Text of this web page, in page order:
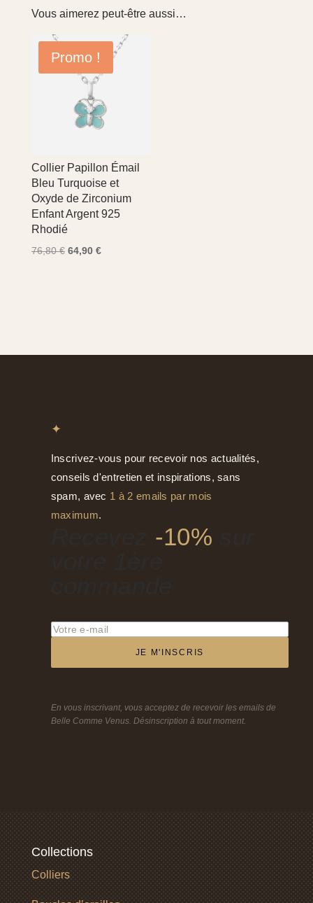
Vous aimerez peut-être aussi…
Promo !
Collier Papillon Émail
Bleu Turquoise et
Oxyde de Zirconium
Enfant Argent 925
Rhodié
76,80€ Le
64,90 €Le
✦
Inscrivez-vous pour recevoir nos actualités,
conseils d'entretien et inspirations, sans
spam, avec 1 à 2 emails par mois
maximum.
-10%
JE M'INSCRIS
En vous inscrivant, vous acceptez de recevoir les emails de
Belle Comme Venus. Désinscription à tout moment.
Collections
Colliers